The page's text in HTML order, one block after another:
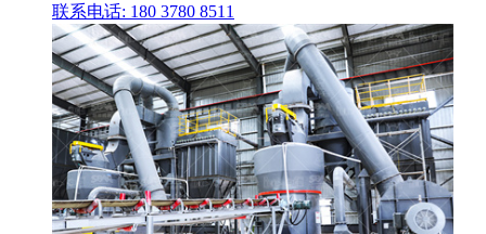
联系电话: 180 3780 8511